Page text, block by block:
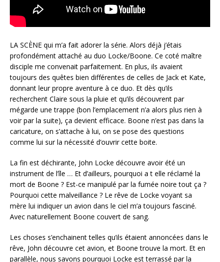
LA SCÈNE qui m’a fait adorer la série. Alors déjà j’étais
profondément attaché au duo Locke/Boone. Ce coté maître
disciple me convenait parfaitement. En plus, ils avaient
toujours des quêtes bien différentes de celles de Jack et Kate,
donnant leur propre aventure à ce duo. Et dès qu’ils
recherchent Claire sous la pluie et qu’ils découvrent par
mégarde une trappe (bon l’emplacement n’a alors plus rien à
voir par la suite), ça devient efficace. Boone n’est pas dans la
caricature, on s’attache à lui, on se pose des questions
comme lui sur la nécessité d’ouvrir cette boite.
La fin est déchirante, John Locke découvre avoir été un
instrument de l’île … Et d’ailleurs, pourquoi a t elle réclamé la
mort de Boone ? Est-ce manipulé par la fumée noire tout ça ?
Pourquoi cette malveillance ? Le rêve de Locke voyant sa
mère lui indiquer un avion dans le ciel m’a toujours fasciné.
Avec naturellement Boone couvert de sang.
Les choses s’enchainent telles qu’ils étaient annoncées dans le
rêve, John découvre cet avion, et Boone trouve la mort. Et en
parallèle, nous savons pourquoi Locke est terrassé par la